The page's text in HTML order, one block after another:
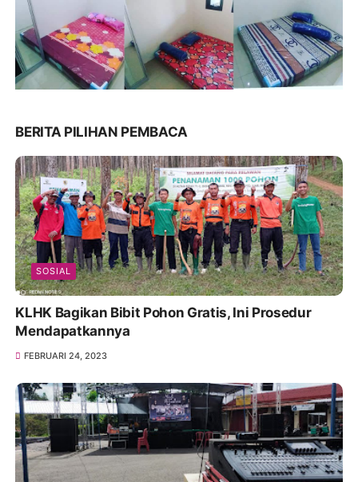
BERITA PILIHAN PEMBACA
SOSIAL
KLHK Bagikan Bibit Pohon Gratis, Ini Prosedur
Mendapatkannya
FEBRUARI 24, 2023